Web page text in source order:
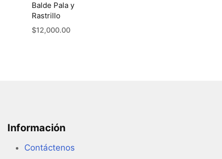
Balde Pala y
Rastrillo
$12,000.00
Información
Contáctenos